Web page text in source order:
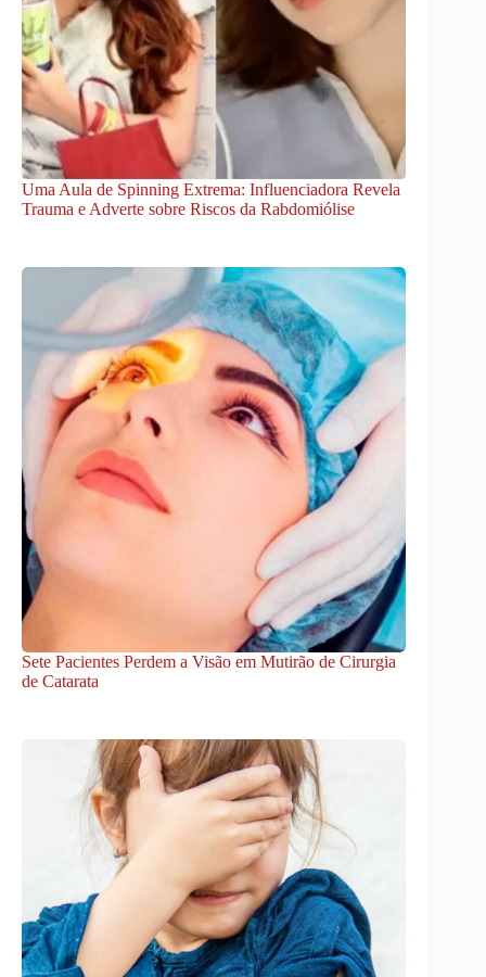
Uma Aula de Spinning Extrema: Influenciadora Revela
Trauma e Adverte sobre Riscos da Rabdomiólise
Sete Pacientes Perdem a Visão em Mutirão de Cirurgia
de Catarata